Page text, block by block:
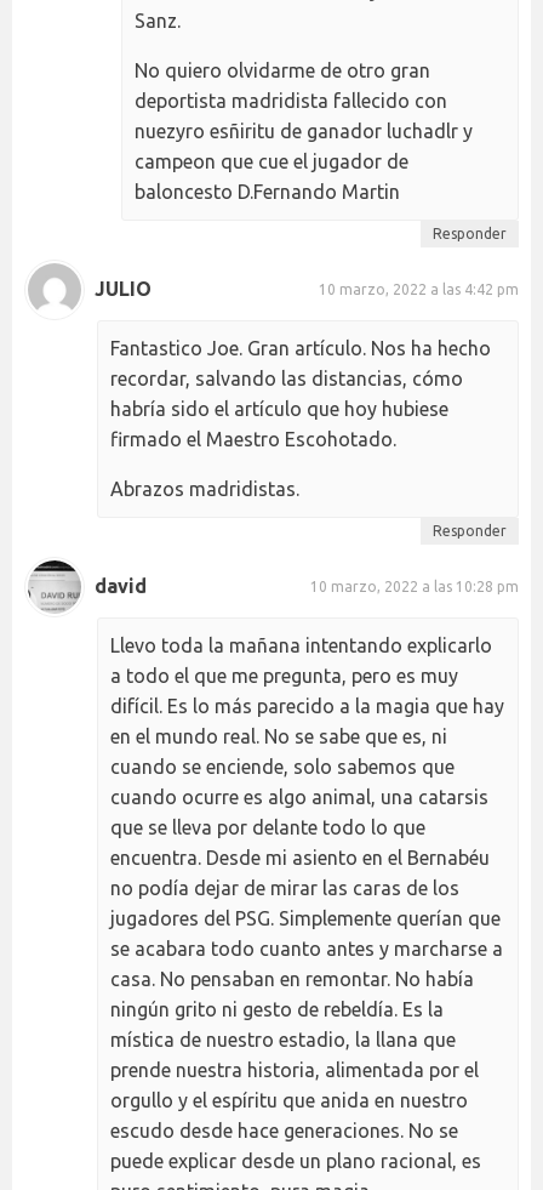
Sanz.
No quiero olvidarme de otro gran
deportista madridista fallecido con
nuezyro esñiritu de ganador luchadlr y
campeon que cue el jugador de
baloncesto D.Fernando Martin
Responder
JULIO 10 marzo, 2022 a las 4:42 pm
Fantastico Joe. Gran artículo. Nos ha hecho
recordar, salvando las distancias, cómo
habría sido el artículo que hoy hubiese
firmado el Maestro Escohotado.
Abrazos madridistas.
Responder
david 10 marzo, 2022 a las 10:28 pm
Llevo toda la mañana intentando explicarlo
a todo el que me pregunta, pero es muy
difícil. Es lo más parecido a la magia que hay
en el mundo real. No se sabe que es, ni
cuando se enciende, solo sabemos que
cuando ocurre es algo animal, una catarsis
que se lleva por delante todo lo que
encuentra. Desde mi asiento en el Bernabéu
no podía dejar de mirar las caras de los
jugadores del PSG. Simplemente querían que
se acabara todo cuanto antes y marcharse a
casa. No pensaban en remontar. No había
ningún grito ni gesto de rebeldía. Es la
mística de nuestro estadio, la llana que
prende nuestra historia, alimentada por el
orgullo y el espíritu que anida en nuestro
escudo desde hace generaciones. No se
puede explicar desde un plano racional, es